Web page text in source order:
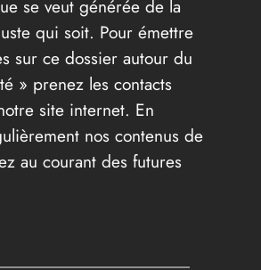
se veut générée de la
qui soit. Pour émettre
sur ce dossier autour du
» prenez les contacts
site internet. En
nos contenus de
au courant des futures